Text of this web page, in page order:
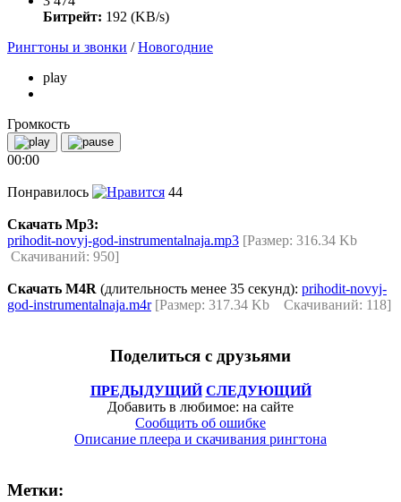
Битрейт: 192 (KB/s)
Рингтоны и звонки /Новогодние
play
Громкость
00:00
Понравилось 44
Скачать Mp3:
prihodit-novyj-god-instrumentalnaja.mp3 [Размер: 316.34 Kb
Скачиваний: 950]
Скачать M4R (длительность менее 35 секунд): prihodit-novyj-
god-instrumentalnaja.m4r[Размер: 317.34 Kb Скачиваний: 118]
Поделиться с друзьями
ПРЕДЫДУЩИЙ СЛЕДУЮЩИЙ
Добавить в любимое: на сайте
Сообщить об ошибке
Описание плеера и скачивания рингтона
Метки: